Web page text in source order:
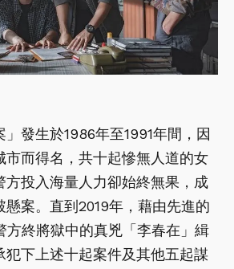
」發生於1986年至1991年間，因
市而得名，共十起慘無人道的女
方投入海量人力卻始終無果，成
懸案。直到2019年，藉由先進的
方終將獄中的真兇「李春在」緝
犯下上述十起案件及其他五起謀